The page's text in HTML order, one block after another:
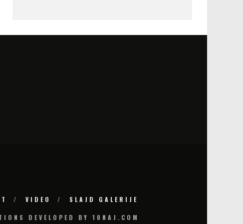
VIDEO SLAJD GALERIJE
DEVELOPED BY 10NAJ.COM